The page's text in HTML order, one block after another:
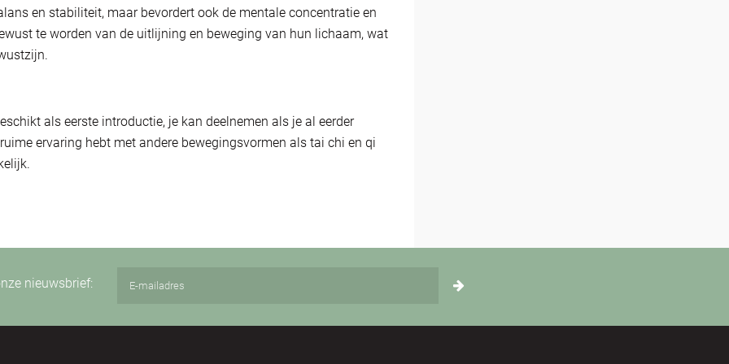
en stabiliteit, maar bevordert ook de mentale concentratie en
te worden van de uitlijning en beweging van hun lichaam, wat
als eerste introductie, je kan deelnemen als je al eerder
ervaring hebt met andere bewegingsvormen als tai chi en qi
nieuwsbrief: